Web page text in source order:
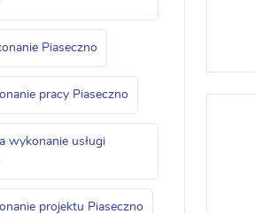
Piaseczno
pracy Piaseczno
wykonanie usługi
projektu Piaseczno